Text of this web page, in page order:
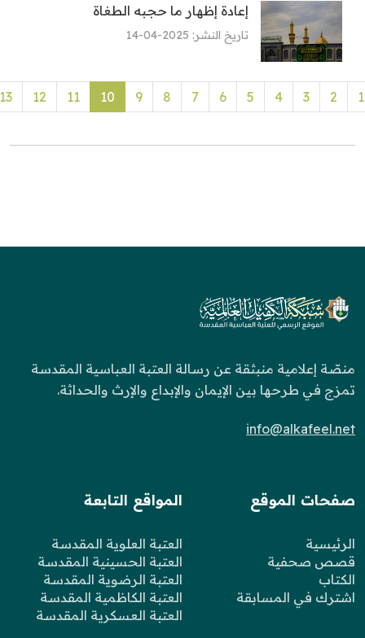
إعادة إظهار ما حجبه الطغاة
تاريخ النشر: 2025-04-14
1
2
3
4
5
6
7
8
9
10
11
12
13
منصّة إعلامية منبثقة عن رسالة العتبة العباسية المقدسة
تمزج في طرحها بين الإيمان والإبداع والإرث والحداثة.
info@alkafeel.net
صفحات الموقع
الرئيسية
قصص صحفية
الكتاب
اشترك في المسابقة
المواقع التابعة
العتبة العلوية المقدسة
العتبة الحسينية المقدسة
العتبة الرضوية المقدسة
العتبة الكاظمية المقدسة
العتبة العسكرية المقدسة